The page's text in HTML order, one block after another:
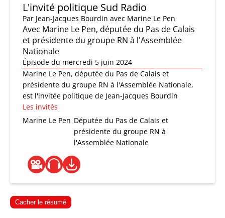
L'invité politique Sud Radio
Par Jean-Jacques Bourdin avec Marine Le Pen
Avec Marine Le Pen, députée du Pas de Calais
et présidente du groupe RN à l'Assemblée
Nationale
Épisode du mercredi 5 juin 2024
Marine Le Pen, députée du Pas de Calais et
présidente du groupe RN à l'Assemblée Nationale,
est l'invitée politique de Jean-Jacques Bourdin
Les invités
Marine Le Pen Députée du Pas de Calais et
présidente du groupe RN à
l'Assemblée Nationale
Cacher le résumé